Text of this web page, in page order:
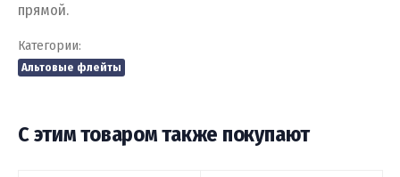
прямой.
Категории:
Альтовые флейты
С этим товаром также покупают